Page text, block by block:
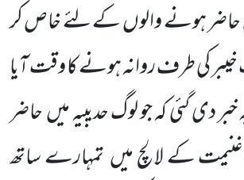
حاضر ہونے والوںکے لئے خاص کر
کی طرف روانہ ہونے کا وقت آیا
خبر دی گئی کہ جو لوگ حدیبیہ میںحاضر
کے لالچ میںتمہارے ساتھ